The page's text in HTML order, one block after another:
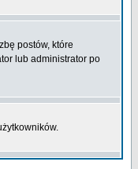
postów, które
lub administrator po